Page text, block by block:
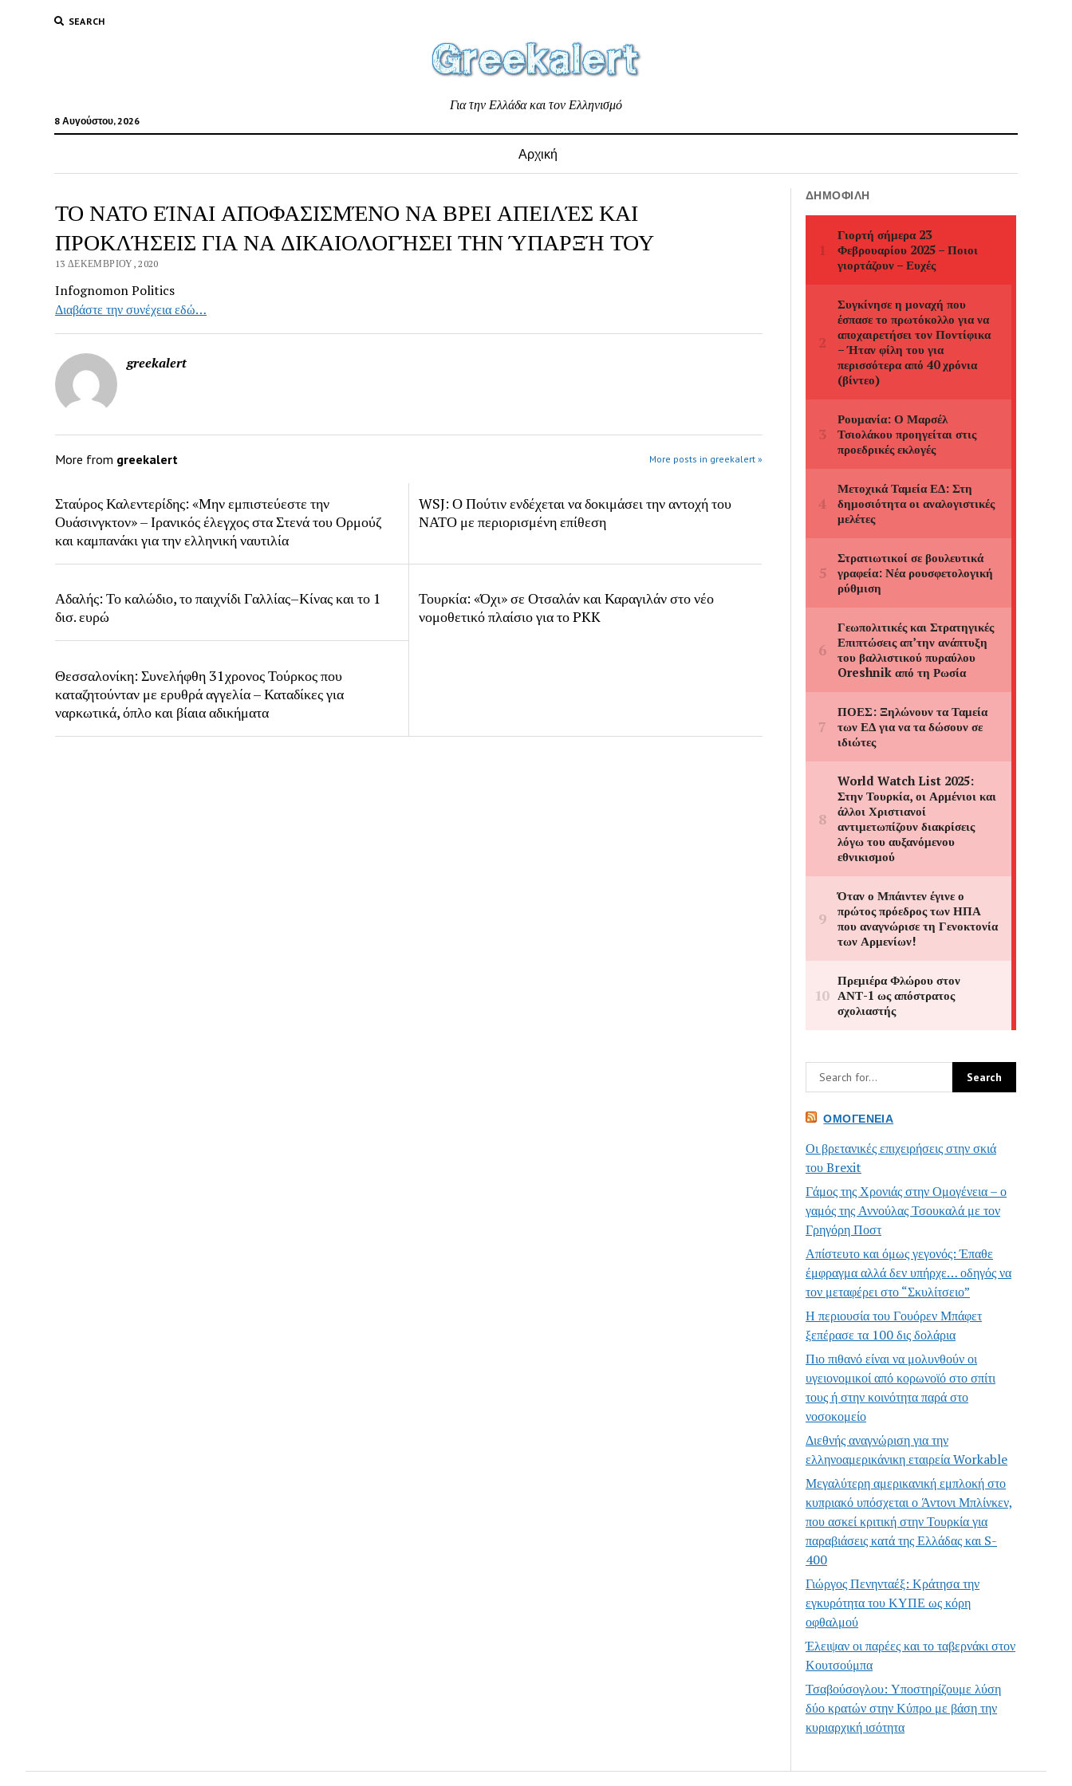
SEARCH
8 Αυγούστου, 2026
Για την Ελλάδα και τον Ελληνισμό
Αρχική
ΤΟ ΝΑΤΟ ΕΊΝΑΙ ΑΠΟΦΑΣΙΣΜΈΝΟ ΝΑ ΒΡΕΙ ΑΠΕΙΛΈΣ ΚΑΙ
ΠΡΟΚΛΉΣΕΙΣ ΓΙΑ ΝΑ ΔΙΚΑΙΟΛΟΓΉΣΕΙ ΤΗΝ ΎΠΑΡΞΉ ΤΟΥ
13 ΔΕΚΕΜΒΡΊΟΥ, 2020
Infognomon Politics
Διαβάστε την συνέχεια εδώ…
greekalert
More from greekalert More posts in greekalert »
Σταύρος Καλεντερίδης: «Μην εμπιστεύεστε την
Ουάσινγκτον» – Ιρανικός έλεγχος στα Στενά του Ορμούζ
και καμπανάκι για την ελληνική ναυτιλία
WSJ: Ο Πούτιν ενδέχεται να δοκιμάσει την αντοχή του
ΝΑΤΟ με περιορισμένη επίθεση
Αδαλής: Το καλώδιο, το παιχνίδι Γαλλίας–Κίνας και το 1
δισ. ευρώ
Τουρκία: «Όχι» σε Οτσαλάν και Καραγιλάν στο νέο
νομοθετικό πλαίσιο για το PKK
Θεσσαλονίκη: Συνελήφθη 31χρονος Τούρκος που
καταζητούνταν με ερυθρά αγγελία – Καταδίκες για
ναρκωτικά, όπλο και βίαια αδικήματα
ΔΗΜΟΦΙΛΉ
ΟΜΟΓΈΝΕΙΑ
Οι βρετανικές επιχειρήσεις στην σκιά
του Brexit
Γάμος της Χρονιάς στην Ομογένεια – ο
γαμός της Αννούλας Τσουκαλά με τον
Γρηγόρη Ποστ
Απίστευτο και όμως γεγονός: Έπαθε
έμφραγμα αλλά δεν υπήρχε… οδηγός να
τον μεταφέρει στο “Σκυλίτσειο”
Η περιουσία του Γουόρεν Μπάφετ
ξεπέρασε τα 100 δις δολάρια
Πιο πιθανό είναι να μολυνθούν οι
υγειονομικοί από κορωνοϊό στο σπίτι
τους ή στην κοινότητα παρά στο
νοσοκομείο
Διεθνής αναγνώριση για την
ελληνοαμερικάνικη εταιρεία Workable
Μεγαλύτερη αμερικανική εμπλοκή στο
κυπριακό υπόσχεται ο Άντονι Μπλίνκεν,
που ασκεί κριτική στην Τουρκία για
παραβιάσεις κατά της Ελλάδας και S-
400
Γιώργος Πενηνταέξ: Κράτησα την
εγκυρότητα του ΚΥΠΕ ως κόρη
οφθαλμού
Έλειψαν οι παρέες και το ταβερνάκι στον
Κουτσούμπα
Τσαβούσογλου: Υποστηρίζουμε λύση
δύο κρατών στην Κύπρο με βάση την
κυριαρχική ισότητα